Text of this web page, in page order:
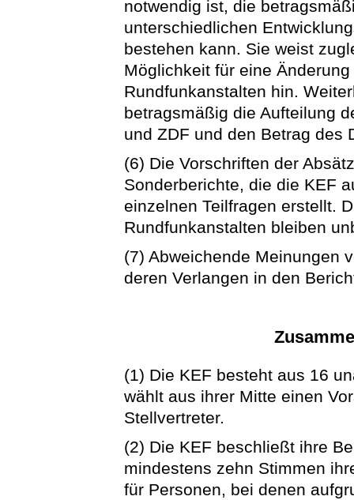
notwendig ist, die
unterschiedlichen
bestehen kann. Sie weist
Möglichkeit für eine
Rundfunkanstalten hin.
betragsmäßig die Aufteilung
und ZDF und den Betrag des
(6) Die Vorschriften der
Sonderberichte, die die KEF
einzelnen Teilfragen erstellt.
Rundfunkanstalten bleiben
(7) Abweichende Meinungen
deren Verlangen in den
(1) Die KEF besteht aus 16
wählt aus ihrer Mitte einen
Stellvertreter.
(2) Die KEF beschließt ihre
mindestens zehn Stimmen
für Personen, bei denen